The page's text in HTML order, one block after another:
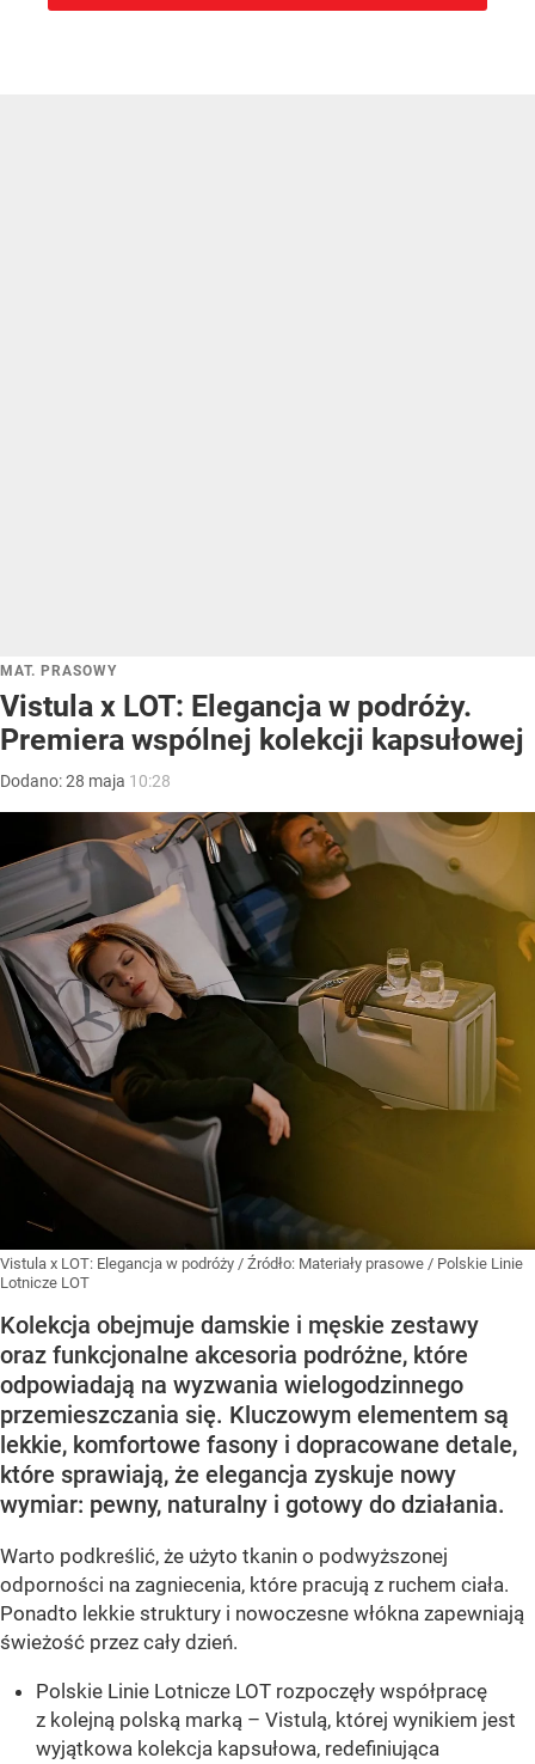
MAT. PRASOWY
Vistula x LOT: Elegancja w podróży.
Premiera wspólnej kolekcji kapsułowej
Dodano:28 maja 10:28
Vistula x LOT: Elegancja w podróży / Źródło: Materiały prasowe / Polskie Linie
Lotnicze LOT
Kolekcja obejmuje damskie i męskie zestawy
oraz funkcjonalne akcesoria podróżne, które
odpowiadają na wyzwania wielogodzinnego
przemieszczania się. Kluczowym elementem są
lekkie, komfortowe fasony i dopracowane detale,
które sprawiają, że elegancja zyskuje nowy
wymiar: pewny, naturalny i gotowy do działania.
Warto podkreślić, że użyto tkanin o podwyższonej
odporności na zagniecenia, które pracują z ruchem ciała.
Ponadto lekkie struktury i nowoczesne włókna zapewniają
świeżość przez cały dzień.
Polskie Linie Lotnicze LOT rozpoczęły współpracę
z kolejną polską marką – Vistulą, której wynikiem jest
wyjątkowa kolekcja kapsułowa, redefiniująca